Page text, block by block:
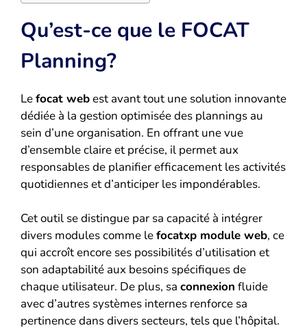
Qu’est-ce que le FOCAT
Planning?
Lefocat webest avant tout une solution innovante
dédiée à la gestion optimisée des plannings au
sein d’une organisation. En offrant une vue
d’ensemble claire et précise, il permet aux
responsables de planifier efficacement les activités
quotidiennes et d’anticiper les impondérables.
Cet outil se distingue par sa capacité à intégrer
divers modules comme lefocatxp module web, ce
qui accroît encore ses possibilités d’utilisation et
son adaptabilité aux besoins spécifiques de
chaque utilisateur. De plus, sa connexion fluide
avec d’autres systèmes internes renforce sa
pertinence dans divers secteurs, tels que l’hôpital.